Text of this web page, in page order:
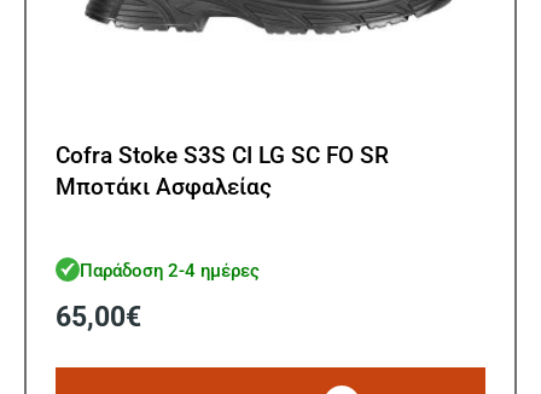
Cofra Stoke S3S CI LG SC FO SR
Μποτάκι Ασφαλείας
Παράδοση 2-4 ημέρες
65,00€